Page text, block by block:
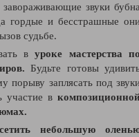
звуки
гордые и бесстрашные
судьбе.
вуроке мастерства
Будьте готовы
порыву заплясать под
участие в
небольшую